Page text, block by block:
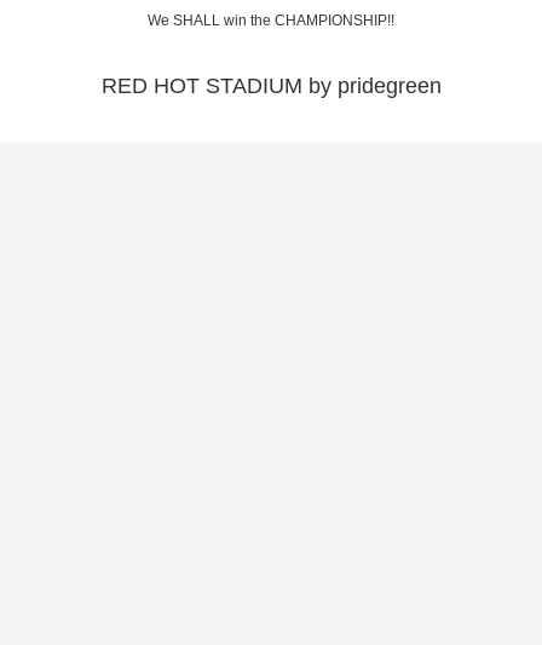
We SHALL win the CHAMPIONSHIP!!
RED HOT STADIUM by pridegreen